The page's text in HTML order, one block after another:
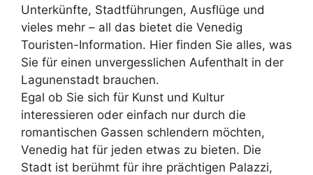
Unterkünfte, Stadtführungen, Ausflüge und
vieles mehr – all das bietet die Venedig
Touristen-Information. Hier finden Sie alles, was
Sie für einen unvergesslichen Aufenthalt in der
Lagunenstadt brauchen.
Egal ob Sie sich für Kunst und Kultur
interessieren oder einfach nur durch die
romantischen Gassen schlendern möchten,
Venedig hat für jeden etwas zu bieten. Die
Stadt ist berühmt für ihre prächtigen Palazzi,